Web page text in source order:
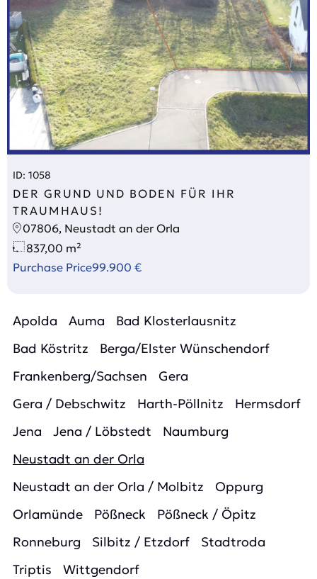
ID: 1058
DER GRUND UND BODEN FÜR IHR
TRAUMHAUS!
07806, Neustadt an der Orla
837,00 m²
Purchase Price99.900 €
Apolda Auma
Bad Klosterlausnitz
Bad Köstritz
Berga/Elster Wünschendorf
Frankenberg/Sachsen
Gera
Gera / Debschwitz
Harth-Pöllnitz
Hermsdorf
Jena
Jena / Löbstedt
Naumburg
Neustadt an der Orla
Neustadt an der Orla / Molbitz
Oppurg
Orlamünde
Pößneck
Pößneck / Öpitz
Ronneburg
Silbitz / Etzdorf
Stadtroda
Triptis
Wittgendorf